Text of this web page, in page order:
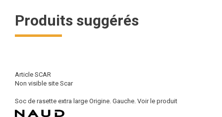
Produits suggérés
Article SCAR
Non visible site Scar
Soc de rasette extra large Origine. Gauche. Voir le produit